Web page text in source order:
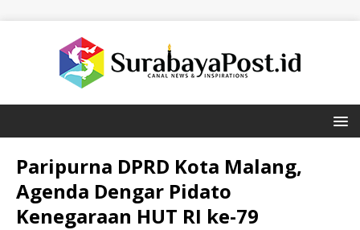
Paripurna DPRD Kota Malang,
Agenda Dengar Pidato
Kenegaraan HUT RI ke-79